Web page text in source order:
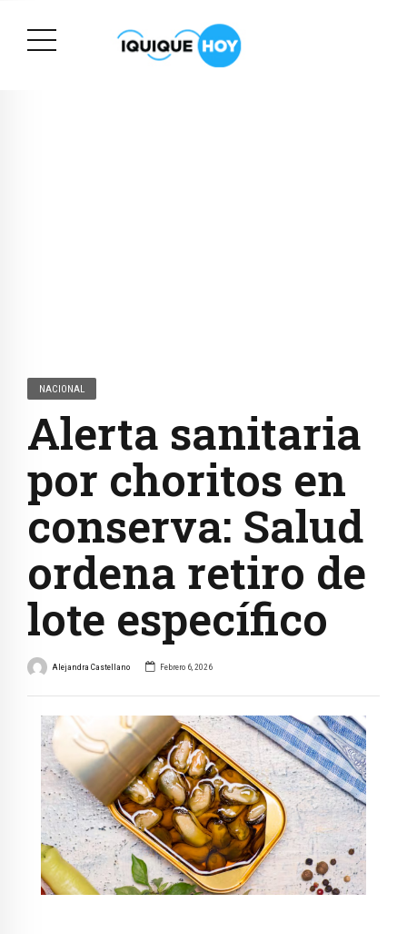
NACIONAL
Alerta sanitaria
por choritos en
conserva: Salud
ordena retiro de
lote específico
Alejandra Castellano Febrero 6, 2026